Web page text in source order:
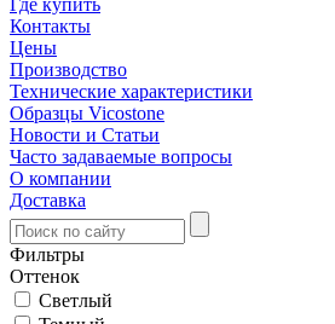
Где купить
Контакты
Цены
Производство
Технические характеристики
Образцы Vicostone
Новости и Статьи
Часто задаваемые вопросы
О компании
Доставка
Фильтры
Оттенок
Светлый